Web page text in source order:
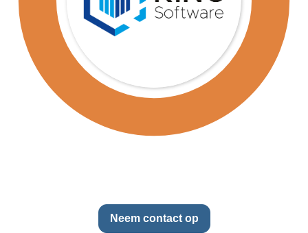
Neem contact op